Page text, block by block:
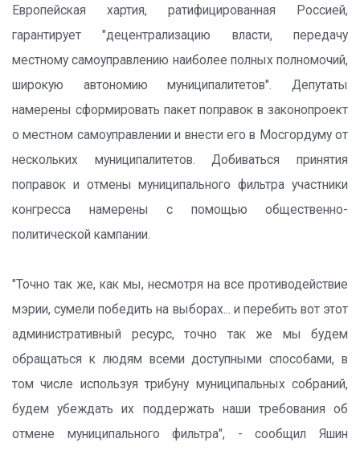
Европейская хартия, ратифицированная Россией,
гарантирует "децентрализацию власти, передачу
местному самоуправлению наиболее полных полномочий,
широкую автономию муниципалитетов". Депутаты
намерены сформировать пакет поправок в законопроект
о местном самоуправлении и внести его в Мосгордуму от
нескольких муниципалитетов. Добиваться принятия
поправок и отмены муниципального фильтра участники
конгресса намерены с помощью общественно-
политической кампании.
"Точно так же, как мы, несмотря на все противодействие
мэрии, сумели победить на выборах... и перебить вот этот
административный ресурс, точно так же мы будем
обращаться к людям всеми доступными способами, в
том числе используя трибуну муниципальных собраний,
будем убеждать их поддержать наши требования об
отмене муниципального фильтра", - сообщил Яшин